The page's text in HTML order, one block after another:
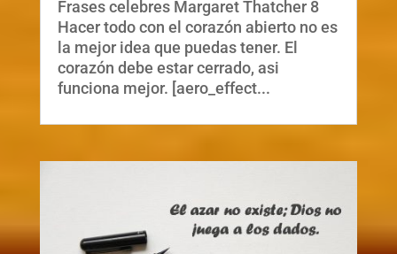
Frases celebres Margaret Thatcher 8
Hacer todo con el corazón abierto no es
la mejor idea que puedas tener. El
corazón debe estar cerrado, asi
funciona mejor. [aero_effect...